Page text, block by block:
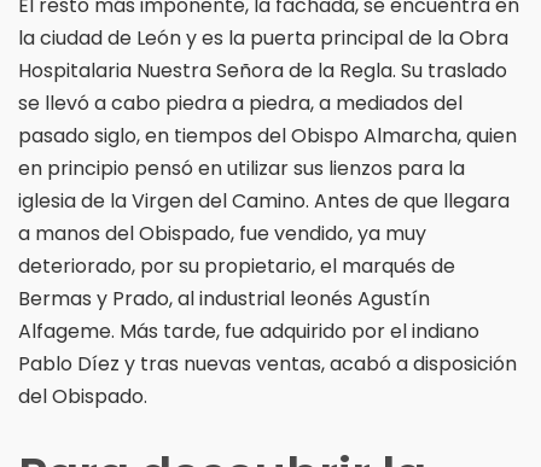
la ciudad de León y es la puerta principal de la Obra
Hospitalaria Nuestra Señora de la Regla. Su traslado
se llevó a cabo piedra a piedra, a mediados del
pasado siglo, en tiempos del Obispo Almarcha, quien
en principio pensó en utilizar sus lienzos para la
iglesia de la Virgen del Camino. Antes de que llegara
a manos del Obispado, fue vendido, ya muy
deteriorado, por su propietario, el marqués de
Bermas y Prado, al industrial leonés Agustín
Alfageme. Más tarde, fue adquirido por el indiano
Pablo Díez y tras nuevas ventas, acabó a disposición
del Obispado.